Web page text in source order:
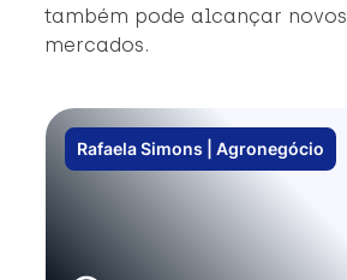
também pode alcançar novos
mercados.
Rafaela Simons | Agronegócio